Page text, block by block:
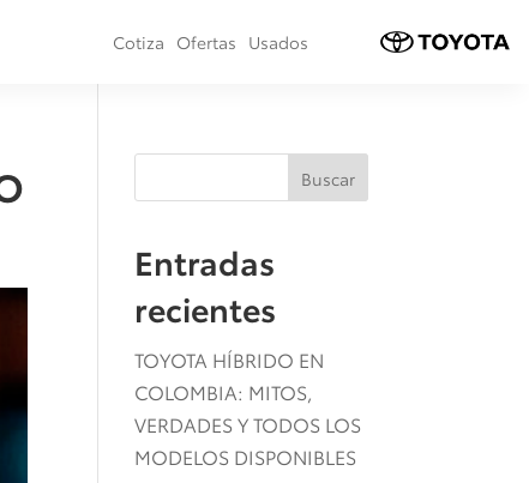
Cotiza Ofertas Usados
Buscar
Entradas
recientes
TOYOTA HÍBRIDO EN
COLOMBIA: MITOS,
VERDADES Y TODOS LOS
MODELOS DISPONIBLES